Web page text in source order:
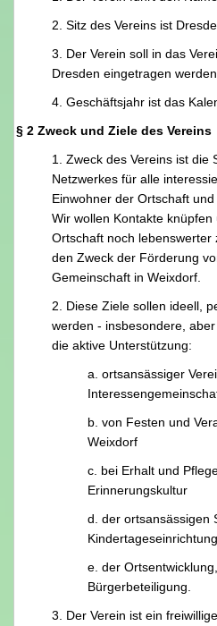
2. Sitz des Vereins ist
3. Der Verein soll in das
Dresden eingetragen werden.
4. Geschäftsjahr ist das
§ 2 Zweck und Ziele des Vereins
1. Zweck des Vereins ist die
Netzwerkes für alle
Einwohner der Ortschaft
Wir wollen Kontakte
Ortschaft noch lebenswerter
den Zweck der Förderung
Gemeinschaft in Weixdorf.
2. Diese Ziele sollen ideell,
werden - insbesondere,
die aktive Unterstützung:
a. ortsansässiger
b. von Festen und
Weixdorf
c. bei Erhalt und
Erinnerungskultur
d. der ortsansässigen
e. der
Bürgerbeteiligung.
3. Der Verein ist ein